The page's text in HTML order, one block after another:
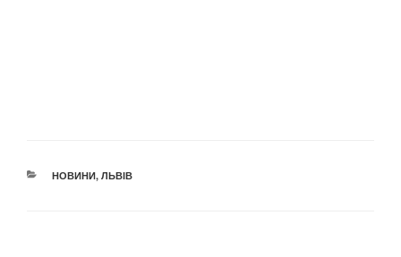
КАТЕГОРІЇ
НОВИНИ, ЛЬВІВ